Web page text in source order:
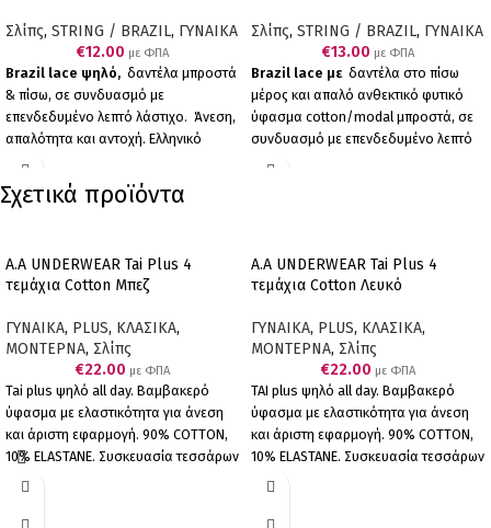
Σλίπς, STRING / BRAZIL, ΓΥΝΑΙΚΑ
€12.00 με ΦΠΑ
Brazil lace ψηλό, δαντέλα μπροστά
& πίσω, σε συνδυασμό με
επενδεδυμένο λεπτό λάστιχο. Άνεση,
απαλότητα και αντοχή. Ελληνικό
Προϊόν Παραγωγής μας. Συσκευασία
δύο τεμαχίων (2 μαύρα).
Σλίπς, STRING / BRAZIL, ΓΥΝΑΙΚΑ
€13.00 με ΦΠΑ
Brazil lace με δαντέλα στο πίσω
μέρος και απαλό ανθεκτικό φυτικό
ύφασμα cotton/modal μπροστά, σε
συνδυασμό με επενδεδυμένο λεπτό
λάστιχο για να μη διαγράφει, έχουμε
Σχετικά προϊόντα
Α.A UNDERWEAR Tai Plus 4
τεμάχια Cotton Μπεζ
ΓΥΝΑΙΚΑ, PLUS, ΚΛΑΣΙΚΑ,
ΜΟΝΤΕΡΝΑ, Σλίπς
€22.00 με ΦΠΑ
Tai plus ψηλό all day. Βαμβακερό
ύφασμα με ελαστικότητα για άνεση
και άριστη εφαρμογή. 90% COTTON,
10% ELASTANΕ. Συσκευασία τεσσάρων
τεμαχίων (4 μπεζ).
A.A UNDERWEAR Tai Plus 4
τεμάχια Cotton Λευκό
ΓΥΝΑΙΚΑ, PLUS, ΚΛΑΣΙΚΑ,
ΜΟΝΤΕΡΝΑ, Σλίπς
€22.00 με ΦΠΑ
ΤΑΙ plus ψηλό all day. Βαμβακερό
ύφασμα με ελαστικότητα για άνεση
και άριστη εφαρμογή. 90% COTTON,
10% ELASTANΕ. Συσκευασία τεσσάρων
τεμαχίων (4 λευκά).